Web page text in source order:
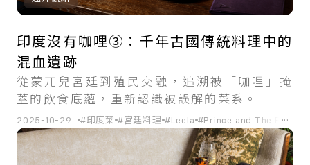
印度沒有咖哩➂：千年古國傳統料理中的
混血遺跡
從蒙兀兒宮廷到殖民交融，追溯被「咖哩」掩
蓋的飲食底蘊，重新認識被誤解的菜系。
2025-10-29 #印度菜 #宮廷料理 #Leela #Prince and The ...